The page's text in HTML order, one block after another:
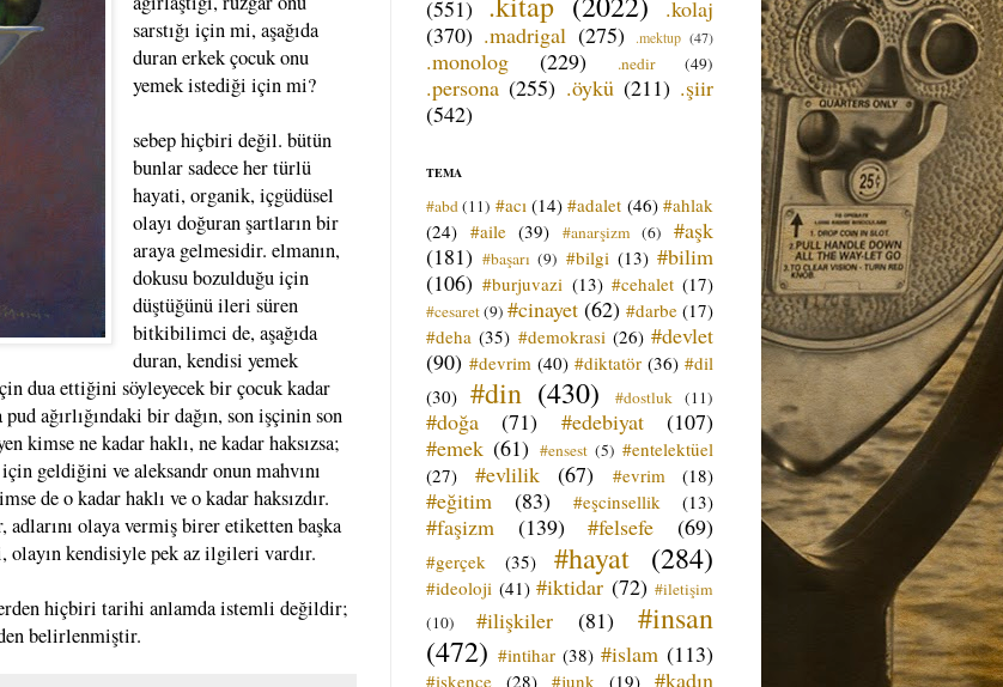
sarstığı için mi, aşağıda
duran erkek çocuk onu
yemek istediği için mi?
sebep hiçbiri değil. bütün
bunlar sadece her türlü
hayati, organik, içgüdüsel
olayı doğuran şartların bir
araya gelmesidir. elmanın,
dokusu bozulduğu için
düştüğünü ileri süren
bitkibilimci de, aşağıda
duran, kendisi yemek
dua ettiğini söyleyecek bir çocuk kadar
ağırlığındaki bir dağın, son işçinin son
kimse ne kadar haklı, ne kadar haksızsa;
geldiğini ve aleksandr onun mahvını
de o kadar haklı ve o kadar haksızdır.
olaya vermiş birer etiketten başka
kendisiyle pek az ilgileri vardır.
hiçbiri tarihi anlamda istemli değildir;
belirlenmiştir.
(551)
.kolaj
(370) .madrigal (275) .mektup (47)
.monolog (229) .nedir (49)
.persona (255) .öykü (211) .şiir
(542)
TEMA
#abd (11) #acı (14) #adalet (46) #ahlak
(24) #aile (39) #anarşizm (6)
#aşk
(181) #başarı (9) #bilgi (13) #bilim
(106) #burjuvazi (13) #cehalet (17)
#cesaret(9) #cinayet (62) #darbe (17)
#deha (35) #demokrasi (26) #devlet
(90) #devrim (40) #diktatör (36) #dil
(30) #din (430) #dostluk (11)
#doğa (71) #edebiyat
(107)
#emek (61) #ensest (5) #entelektüel
(27)
#evlilik (67) #evrim (18)
#eğitim (83) #eşcinsellik (13)
#faşizm (139) #felsefe (69)
#gerçek (35) #hayat (284)
#ideoloji (41) #iktidar (72) #iletişim
(10)
#ilişkiler (81)
#insan
(472) #intihar (38) #islam (113)
#işkence (28) #junk (19) #kadın